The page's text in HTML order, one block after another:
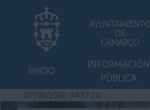
AYUNTAMIENTO
DE
CAMARGO
INICIO
INFORMACIÓN
PÚBLICA
07/08/2026 04:27:21